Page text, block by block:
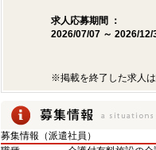
求人応募期間 ：
2026/07/07 ～ 2026/12/
※掲載を終了した求人は
募集情報（派遣社員）